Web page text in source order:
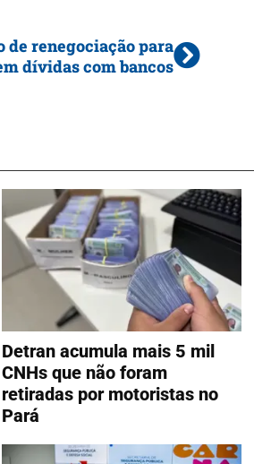
de renegociação para
dívidas com bancos
Detran acumula mais 5 mil
CNHs que não foram
retiradas por motoristas no
Pará